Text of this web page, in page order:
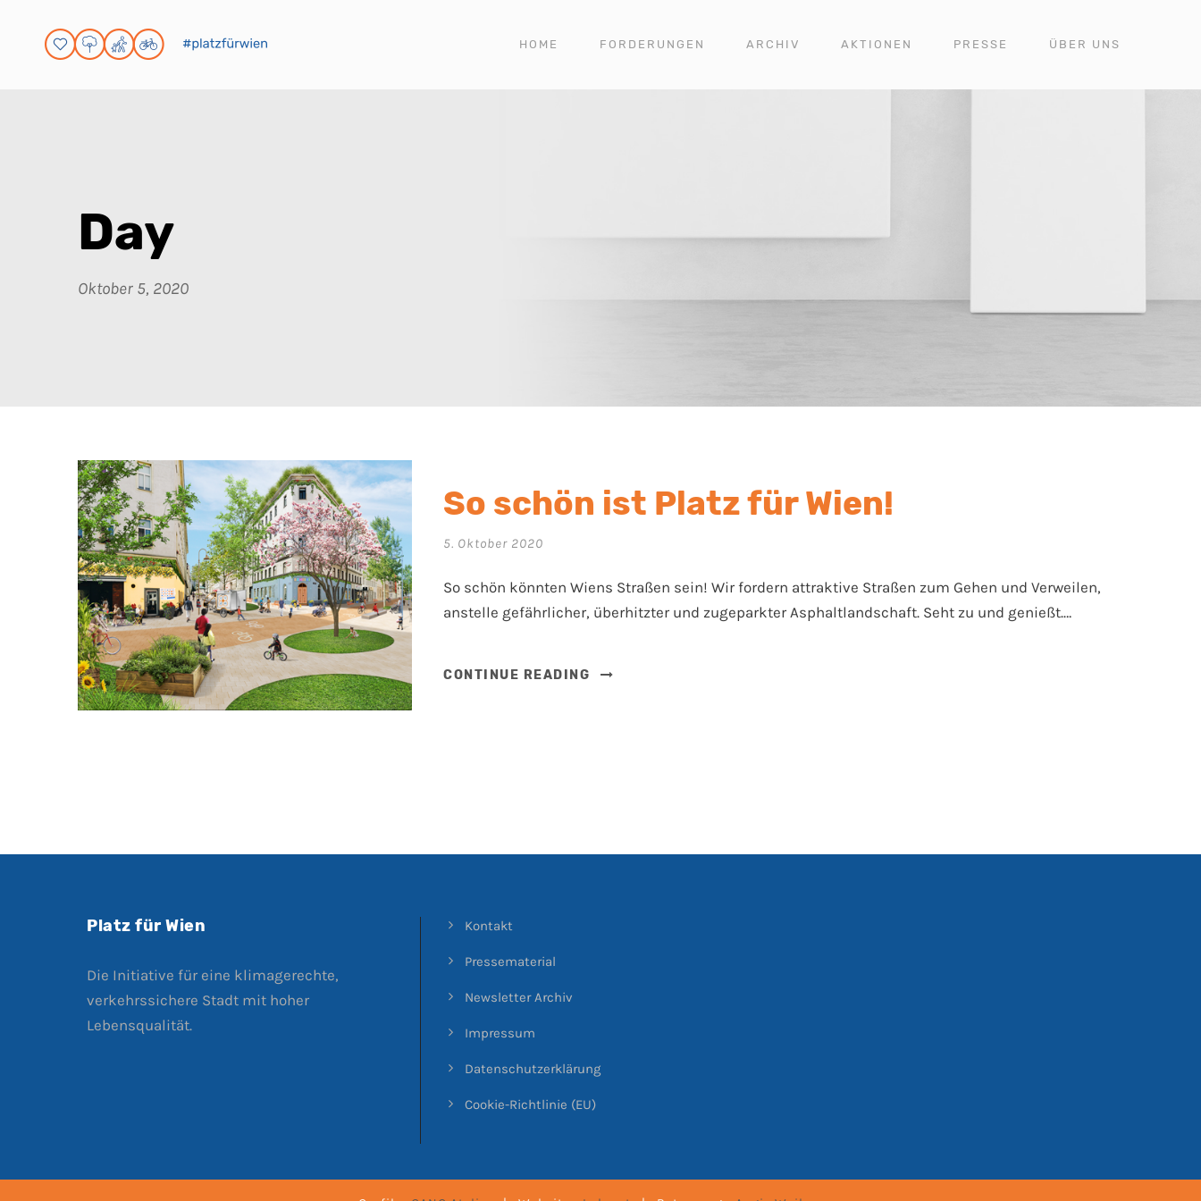
HOME FORDERUNGEN ARCHIV AKTIONEN PRESSE ÜBER UNS
Day
Oktober 5, 2020
So schön ist Platz für Wien!
5. Oktober 2020
So schön könnten Wiens Straßen sein! Wir fordern attraktive Straßen zum Gehen und Verweilen,
anstelle gefährlicher, überhitzter und zugeparkter Asphaltlandschaft. Seht zu und genießt.…
CONTINUE READING
Platz für Wien
Die Initiative für eine klimagerechte,
verkehrssichere Stadt mit hoher
Lebensqualität.
Kontakt
Pressematerial
Newsletter Archiv
Impressum
Datenschutzerklärung
Cookie-Richtlinie (EU)